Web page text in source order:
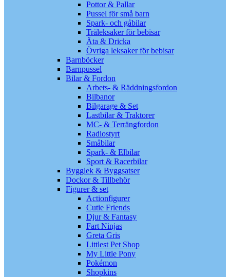
Pottor & Pallar
Pussel för små barn
Spark- och gåbilar
Träleksaker för bebisar
Äta & Dricka
Övriga leksaker för bebisar
Barnböcker
Barnpussel
Bilar & Fordon
Arbets- & Räddningsfordon
Bilbanor
Bilgarage & Set
Lastbilar & Traktorer
MC- & Terrängfordon
Radiostyrt
Småbilar
Spark- & Elbilar
Sport & Racerbilar
Bygglek & Byggsatser
Dockor & Tillbehör
Figurer & set
Actionfigurer
Cutie Friends
Djur & Fantasy
Fart Ninjas
Greta Gris
Littlest Pet Shop
My Little Pony
Pokémon
Shopkins